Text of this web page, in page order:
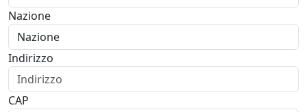
Nazione
Indirizzo
CAP